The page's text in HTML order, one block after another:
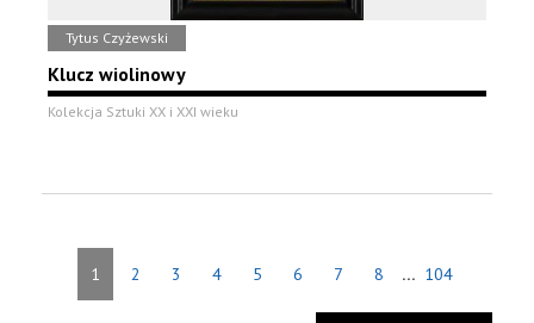
Tytus Czyżewski
Klucz wiolinowy
Kolekcja Sztuki XX i XXI wieku
1 2 3 4 5 6 7 8 ... 104